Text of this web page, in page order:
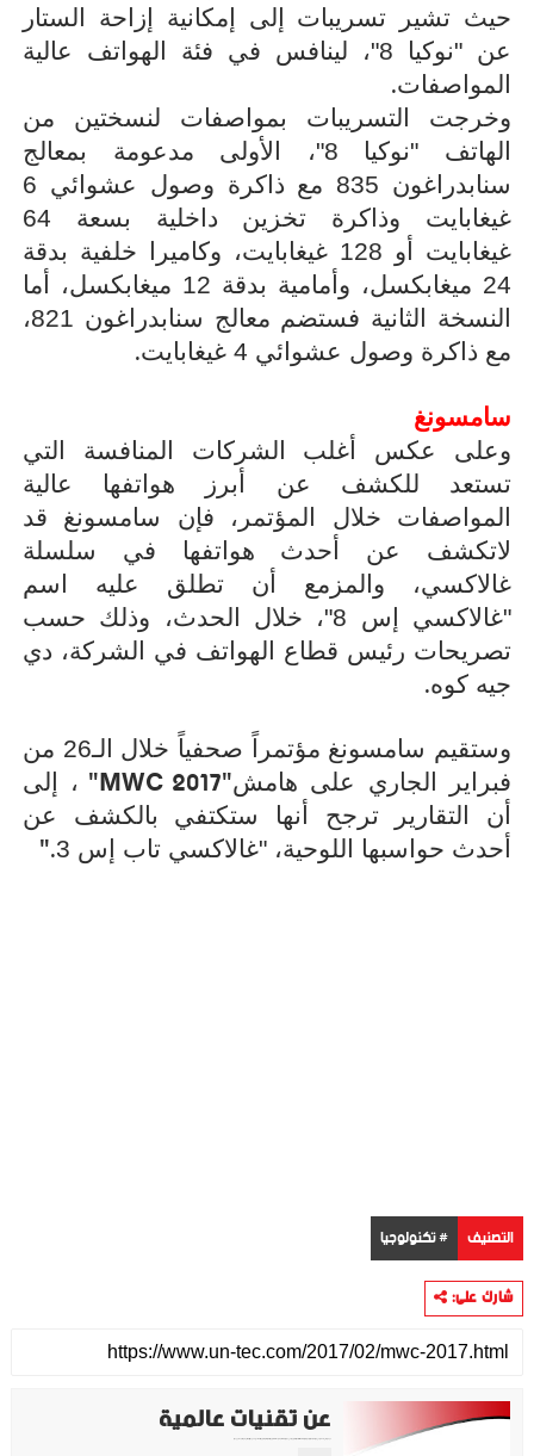
حيث تشير تسريبات إلى إمكانية إزاحة الستار
عن "نوكيا 8"، لينافس في فئة الهواتف عالية
المواصفات.
وخرجت التسريبات بمواصفات لنسختين من
الهاتف "نوكيا 8"، الأولى مدعومة بمعالج
سنابدراغون 835 مع ذاكرة وصول عشوائي 6
غيغابايت وذاكرة تخزين داخلية بسعة 64
غيغابايت أو 128 غيغابايت، وكاميرا خلفية بدقة
24 ميغابكسل، وأمامية بدقة 12 ميغابكسل، أما
النسخة الثانية فستضم معالج سنابدراغون 821،
مع ذاكرة وصول عشوائي 4 غيغابايت
.
سامسونغ
وعلى عكس أغلب الشركات المنافسة التي
تستعد للكشف عن أبرز هواتفها عالية
المواصفات خلال المؤتمر، فإن سامسونغ قد
لاتكشف عن أحدث هواتفها في سلسلة
غالاكسي، والمزمع أن تطلق عليه اسم
"غالاكسي إس 8"، خلال الحدث، وذلك حسب
تصريحات رئيس قطاع الهواتف في الشركة، دي
جيه كوه.
وستقيم سامسونغ مؤتمراً صحفياً خلال الـ26 من
فبراير الجاري على هامش"MWC 2017" ، إلى
أن التقارير ترجح أنها ستكتفي بالكشف عن
أحدث حواسبها اللوحية، "غالاكسي تاب إس 3
".
التصنيف # تكنولوجيا
شارك على:
عن تقنيات عالمية